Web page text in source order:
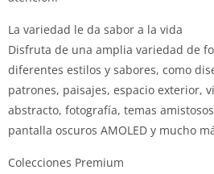
La variedad le da sabor a la vida
Disfruta de una amplia variedad de
diferentes estilos y sabores, como
patrones, paisajes, espacio exterior,
abstracto, fotografía, temas
pantalla oscuros AMOLED y mucho
Colecciones Premium